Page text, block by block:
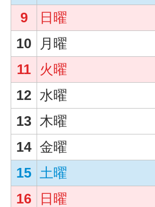
9
日曜
10
月曜
11
火曜
12 水曜
13 木曜
14 金曜
15
土曜
16
日曜